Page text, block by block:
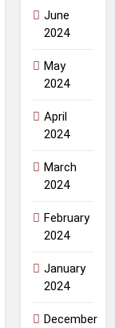
June
2024
May
2024
April
2024
March
2024
February
2024
January
2024
December